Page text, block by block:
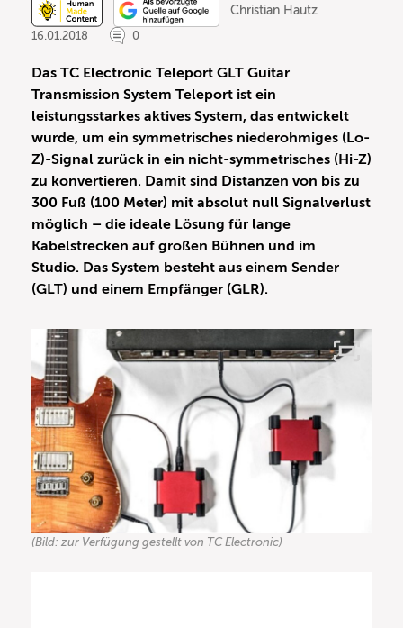
Christian Hautz
16.01.2018
0
Das TC Electronic Teleport GLT Guitar
Transmission System Teleport ist ein
leistungsstarkes aktives System, das entwickelt
wurde, um ein symmetrisches niederohmiges (Lo-
Z)-Signal zurück in ein nicht-symmetrisches (Hi-Z)
zu konvertieren. Damit sind Distanzen von bis zu
300 Fuß (100 Meter) mit absolut null Signalverlust
möglich – die ideale Lösung für lange
Kabelstrecken auf großen Bühnen und im
Studio. Das System besteht aus einem Sender
(GLT) und einem Empfänger (GLR).
(Bild: zur Verfügung gestellt von TC Electronic)